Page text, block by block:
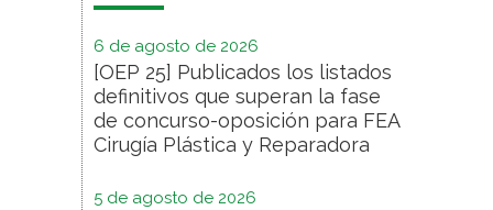
6 de agosto de 2026
[OEP 25] Publicados los listados
definitivos que superan la fase
de concurso-oposición para FEA
Cirugía Plástica y Reparadora
5 de agosto de 2026